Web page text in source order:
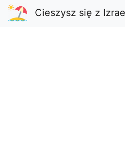
Cieszysz się z